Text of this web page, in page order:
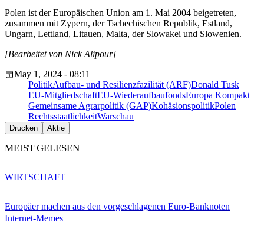
Polen ist der Europäischen Union am 1. Mai 2004 beigetreten,
zusammen mit Zypern, der Tschechischen Republik, Estland,
Ungarn, Lettland, Litauen, Malta, der Slowakei und Slowenien.
[Bearbeitet von Nick Alipour]
May 1, 2024 - 08:11
PolitikAufbau- und Resilienzfazilität (ARF)Donald Tusk
EU-MitgliedschaftEU-WiederaufbaufondsEuropa Kompakt
Gemeinsame Agrarpolitik (GAP)KohäsionspolitikPolen
RechtsstaatlichkeitWarschau
Drucken Aktie
MEIST GELESEN
Europäer machen aus den vorgeschlagenen Euro-Banknoten
Internet-Memes
WIRTSCHAFT